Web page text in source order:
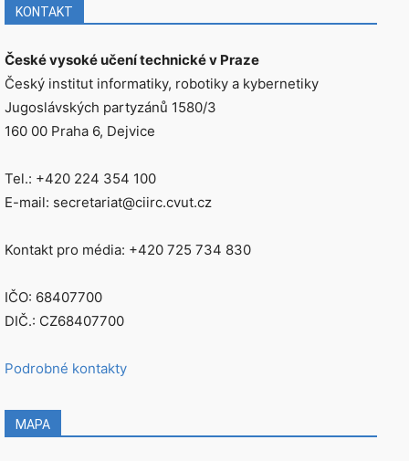
KONTAKT
České vysoké učení technické v Praze
Český institut informatiky, robotiky a kybernetiky
Jugoslávských partyzánů 1580/3
160 00 Praha 6, Dejvice
Tel.: +420 224 354 100
E-mail: secretariat@ciirc.cvut.cz
Kontakt pro média: +420 725 734 830
IČO: 68407700
DIČ.: CZ68407700
Podrobné kontakty
MAPA